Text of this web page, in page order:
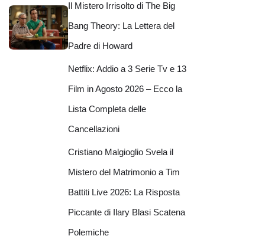
Il Mistero Irrisolto di The Big
Bang Theory: La Lettera del
Padre di Howard
Netflix: Addio a 3 Serie Tv e 13
Film in Agosto 2026 – Ecco la
Lista Completa delle
Cancellazioni
Cristiano Malgioglio Svela il
Mistero del Matrimonio a Tim
Battiti Live 2026: La Risposta
Piccante di Ilary Blasi Scatena
Polemiche